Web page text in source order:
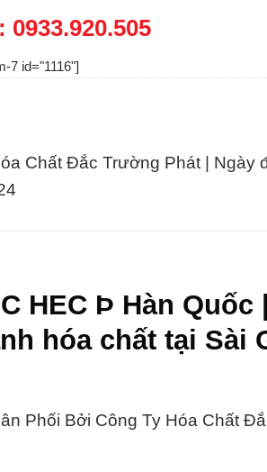
0933.920.505
7 id="1116"]
Chất Đắc Trường Phát | Ngày
HEC Þ Hàn Quốc |
hóa chất tại Sài
Phối Bởi Công Ty Hóa Chất